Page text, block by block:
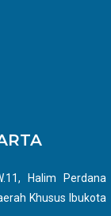
Halim Perdana
Khusus Ibukota